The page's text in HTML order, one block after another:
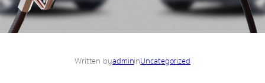
Written byadmininUncategorized